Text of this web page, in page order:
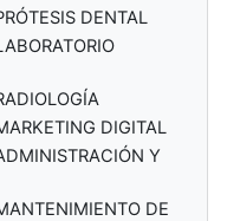
DENTAL
DIGITAL
Y
DE